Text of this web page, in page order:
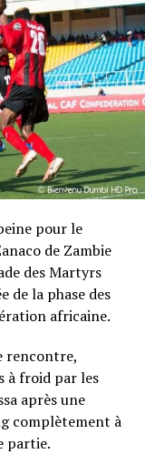
pour le
de Zambie
des Martyrs
de la phase des
africaine.
rencontre,
à froid par les
après une
complètement à
partie.